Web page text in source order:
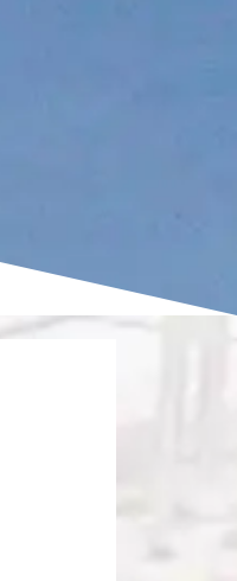
Réparation de toiture